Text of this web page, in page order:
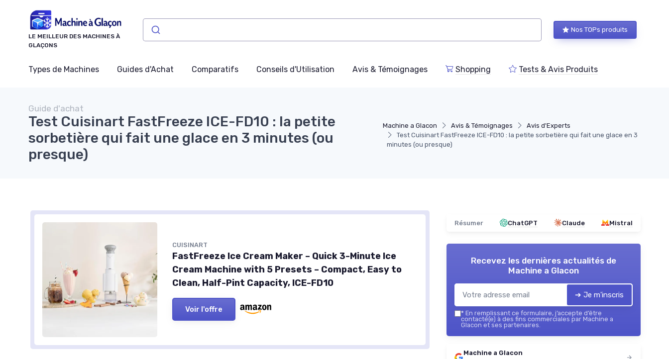
LE MEILLEUR DES MACHINES À
GLAÇONS
Nos TOPs produits
Types de Machines Guides d'Achat Comparatifs Conseils d'Utilisation Avis & Témoignages Shopping Tests & Avis Produits
Machine a Glacon Avis & Témoignages
Avis d'Experts
Test Cuisinart FastFreeze ICE-FD10 : la petite sorbetière qui fait une glace en 3
minutes (ou presque)
Guide d'achat
Test Cuisinart FastFreeze ICE-FD10 : la petite
sorbetière qui fait une glace en 3 minutes (ou
presque)
CUISINART
FastFreeze Ice Cream Maker – Quick 3-Minute Ice
Cream Machine with 5 Presets – Compact, Easy to
Clean, Half-Pint Capacity, ICE-FD10
Voir l'offre
Résumer ChatGPT Claude Mistral
Recevez les dernières actualités de
Machine a Glacon
➔ Je m'inscris
* En remplissant ce formulaire, j’accepte d’être
contacté(e) à des fins commerciales par Machine a
Glacon et ses partenaires.
Machine a Glacon